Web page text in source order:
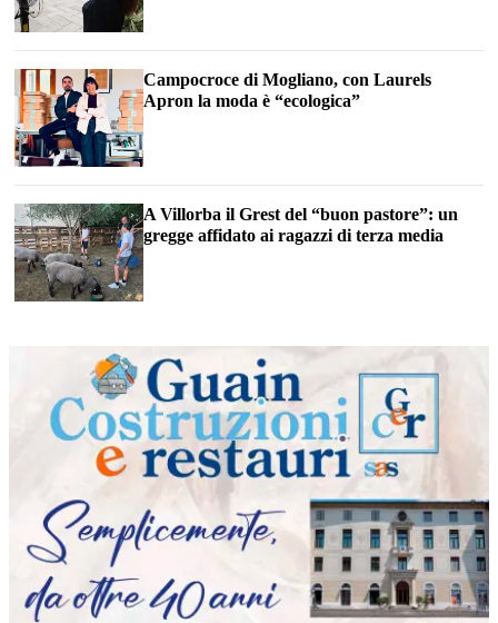
Campocroce di Mogliano, con Laurels
Apron la moda è “ecologica”
A Villorba il Grest del “buon pastore”: un
gregge affidato ai ragazzi di terza media